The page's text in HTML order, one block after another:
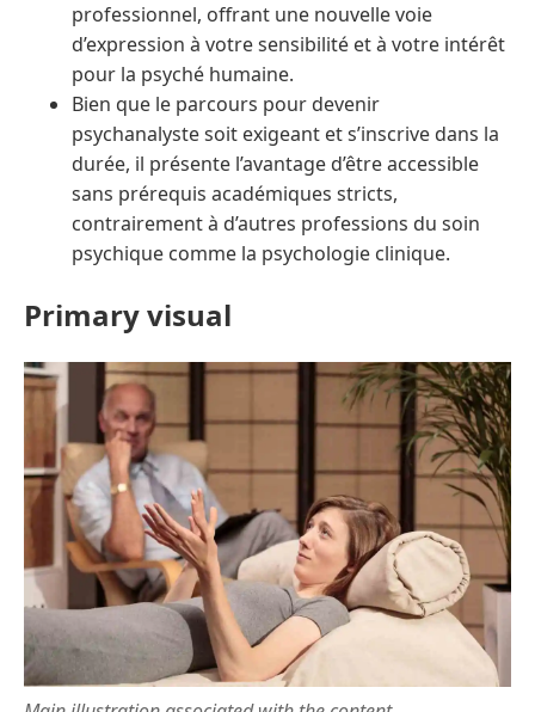
professionnel, offrant une nouvelle voie
d’expression à votre sensibilité et à votre intérêt
pour la psyché humaine.
Bien que le parcours pour devenir
psychanalyste soit exigeant et s’inscrive dans la
durée, il présente l’avantage d’être accessible
sans prérequis académiques stricts,
contrairement à d’autres professions du soin
psychique comme la psychologie clinique.
Primary visual